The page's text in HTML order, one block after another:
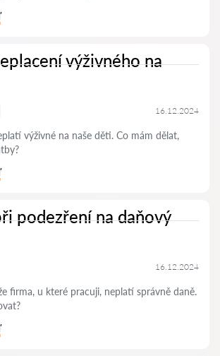
výživného na
16.12.2024
výživné na naše děti. Co mám dělat,
podezření na daňový
16.12.2024
firma, u které pracuji, neplatí správně daně.